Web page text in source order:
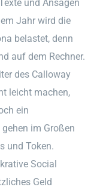
und Ansagen
Jahr wird die
belastet, denn
auf dem Rechner.
des Calloway
leicht machen,
ein
im Großen
und Token.
Social
Geld